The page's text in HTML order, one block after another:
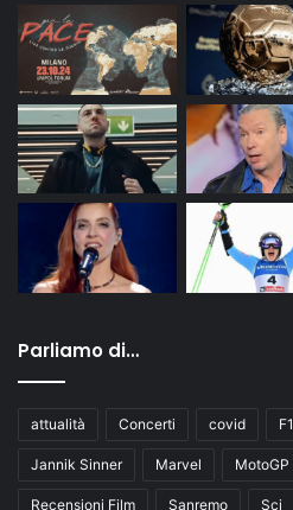
Parliamo di…
attualità Concerti covid F1
Jannik Sinner Marvel MotoGP
Recensioni Film Sanremo Sci